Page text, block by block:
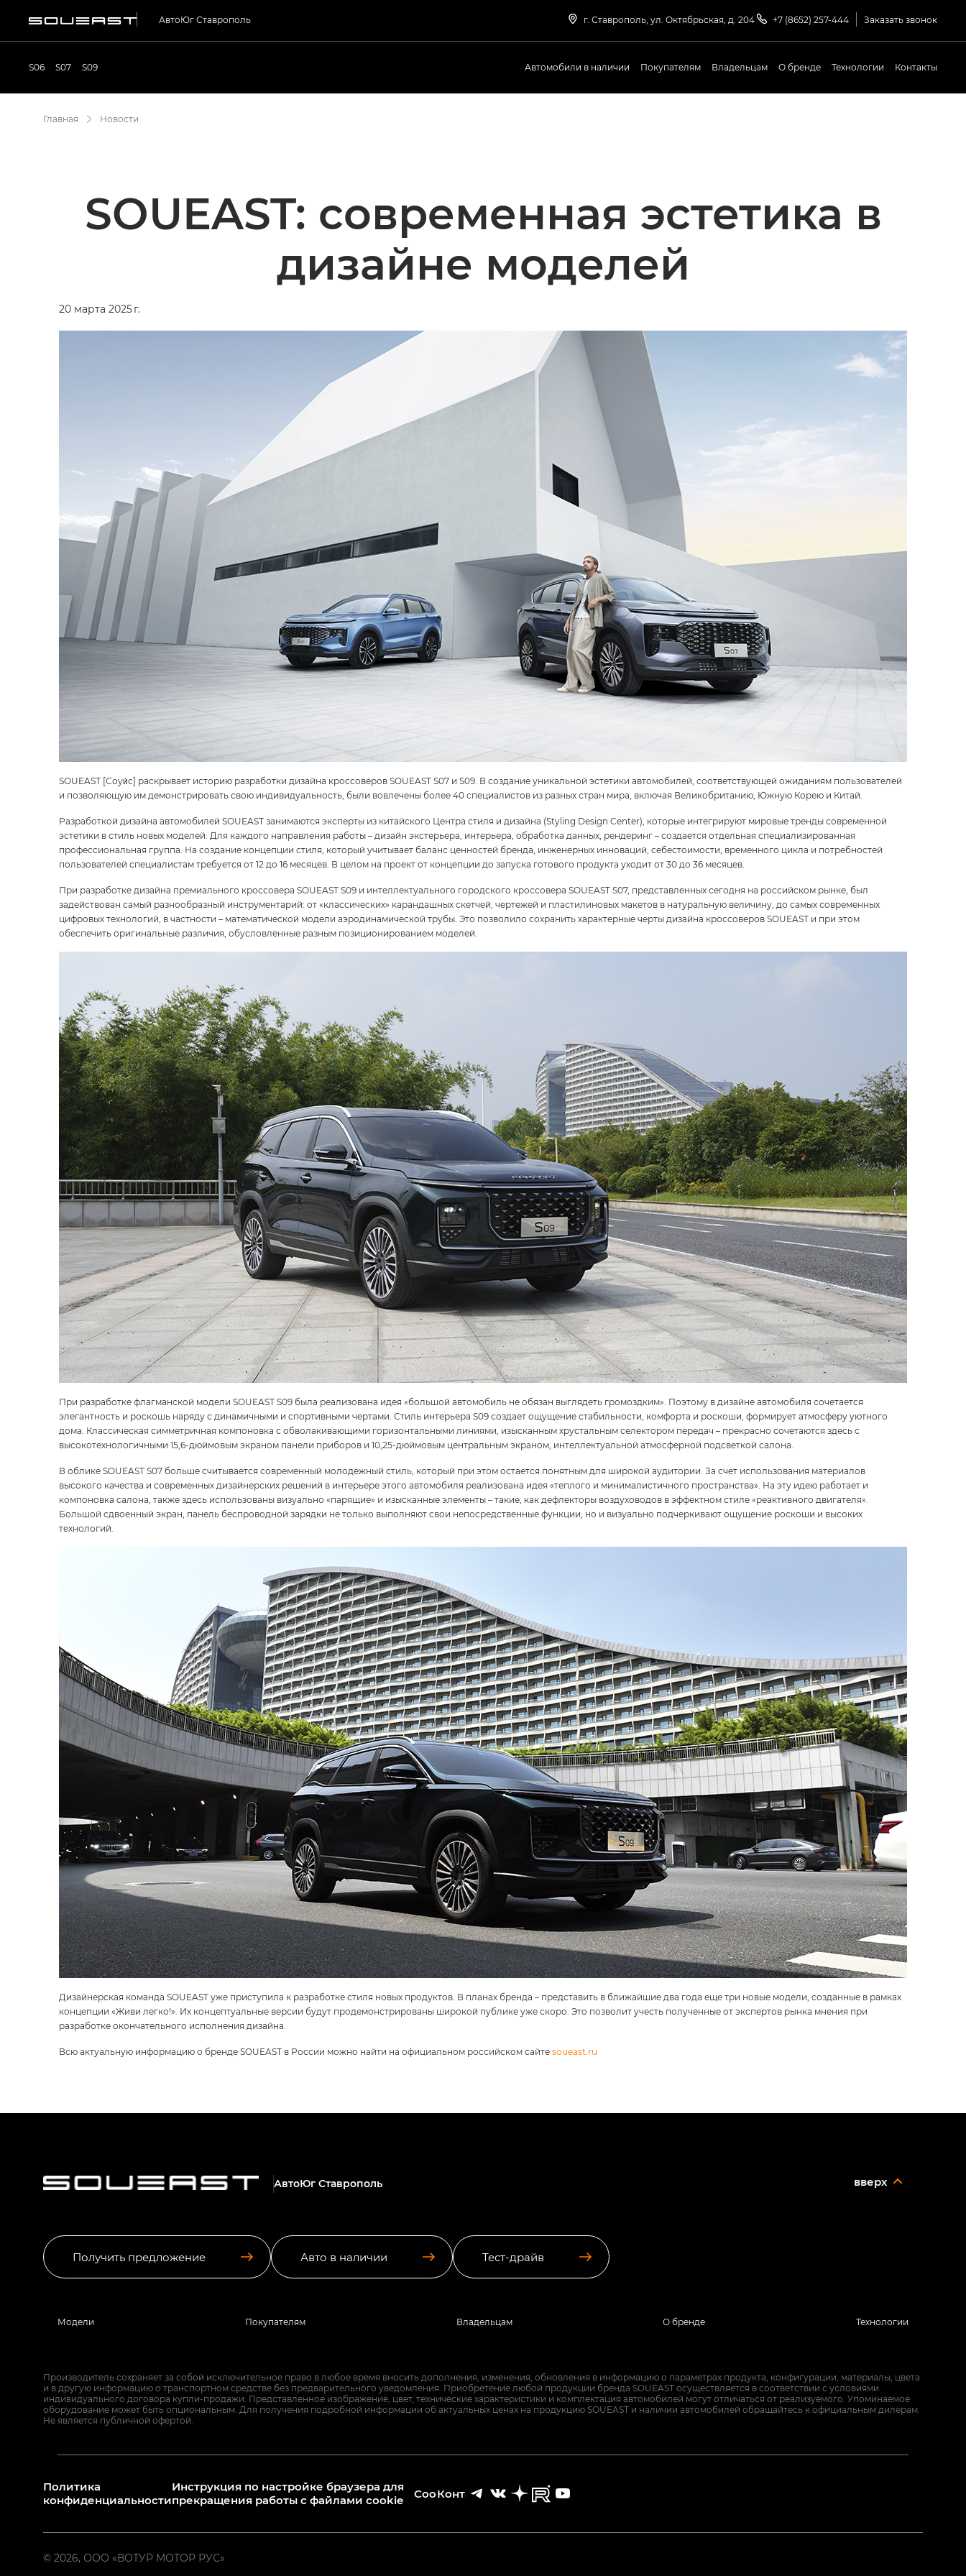
АвтоЮг Ставрополь г. Ставрополь, ул. Октябрьская, д. 204 +7 (8652) 257-444 Заказать звонок
S06 S07 S09 Автомобили в наличии Покупателям Владельцам О бренде Технологии Контакты
Главная Новости
SOUEAST: современная эстетика в
дизайне моделей
20 марта 2025 г.
SOUEAST [Соуи́с] раскрывает историю разработки дизайна кроссоверов SOUEAST S07 и S09. В создание уникальной эстетики автомобилей, соответствующей ожиданиям пользователей
и позволяющую им демонстрировать свою индивидуальность, были вовлечены более 40 специалистов из разных стран мира, включая Великобританию, Южную Корею и Китай.
Разработкой дизайна автомобилей SOUEAST занимаются эксперты из китайского Центра стиля и дизайна (Styling Design Center), которые интегрируют мировые тренды современной
эстетики в стиль новых моделей. Для каждого направления работы – дизайн экстерьера, интерьера, обработка данных, рендеринг – создается отдельная специализированная
профессиональная группа. На создание концепции стиля, который учитывает баланс ценностей бренда, инженерных инноваций, себестоимости, временного цикла и потребностей
пользователей специалистам требуется от 12 до 16 месяцев. В целом на проект от концепции до запуска готового продукта уходит от 30 до 36 месяцев.
При разработке дизайна премиального кроссовера SOUEAST S09 и интеллектуального городского кроссовера SOUEAST S07, представленных сегодня на российском рынке, был
задействован самый разнообразный инструментарий: от «классических» карандашных скетчей, чертежей и пластилиновых макетов в натуральную величину, до самых современных
цифровых технологий, в частности – математической модели аэродинамической трубы. Это позволило сохранить характерные черты дизайна кроссоверов SOUEAST и при этом
обеспечить оригинальные различия, обусловленные разным позиционированием моделей.
При разработке флагманской модели SOUEAST S09 была реализована идея «большой автомобиль не обязан выглядеть громоздким». Поэтому в дизайне автомобиля сочетается
элегантность и роскошь наряду с динамичными и спортивными чертами. Стиль интерьера S09 создает ощущение стабильности, комфорта и роскоши, формирует атмосферу уютного
дома. Классическая симметричная компоновка с обволакивающими горизонтальными линиями, изысканным хрустальным селектором передач – прекрасно сочетаются здесь с
высокотехнологичными 15,6-дюймовым экраном панели приборов и 10,25-дюймовым центральным экраном, интеллектуальной атмосферной подсветкой салона.
В облике SOUEAST S07 больше считывается современный молодежный стиль, который при этом остается понятным для широкой аудитории. За счет использования материалов
высокого качества и современных дизайнерских решений в интерьере этого автомобиля реализована идея «теплого и минималистичного пространства». На эту идею работает и
компоновка салона, также здесь использованы визуально «парящие» и изысканные элементы – такие, как дефлекторы воздуховодов в эффектном стиле «реактивного двигателя».
Большой сдвоенный экран, панель беспроводной зарядки не только выполняют свои непосредственные функции, но и визуально подчеркивают ощущение роскоши и высоких
технологий.
Дизайнерская команда SOUEAST уже приступила к разработке стиля новых продуктов. В планах бренда – представить в ближайшие два года еще три новые модели, созданные в рамках
концепции «Живи легко!». Их концептуальные версии будут продемонстрированы широкой публике уже скоро. Это позволит учесть полученные от экспертов рынка мнения при
разработке окончательного исполнения дизайна.
Всю актуальную информацию о бренде SOUEAST в России можно найти на официальном российском сайтеsoueast.ru
Получить предложение Авто в наличии Тест-драйв
вверх
АвтоЮг Ставрополь
Модели Покупателям Владельцам О бренде Технологии
Производитель сохраняет за собой исключительное право в любое время вносить дополнения, изменения, обновления в информацию о параметрах продукта, конфигурации, материалы, цвета
и в другую информацию о транспортном средстве без предварительного уведомления. Приобретение любой продукции бренда SOUEAST осуществляется в соответствии с условиями
индивидуального договора купли-продажи. Представленное изображение, цвет, технические характеристики и комплектация автомобилей могут отличаться от реализуемого. Упоминаемое
оборудование может быть опциональным. Для получения подробной информации об актуальных ценах на продукцию SOUEAST и наличии автомобилей обращайтесь к официальным дилерам.
Не является публичной офертой.
© 2026, ООО «ВОТУР МОТОР РУС»
Политика
конфиденциальности
Инструкция по настройке браузера для
прекращения работы с файлами cookie
CookiesКонтакты